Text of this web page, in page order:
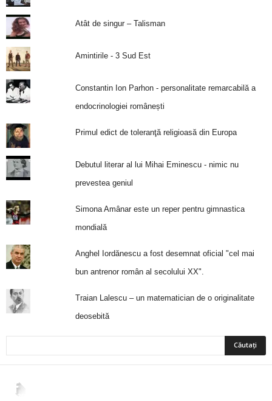
Atât de singur – Talisman
Amintirile - 3 Sud Est
Constantin Ion Parhon - personalitate remarcabilă a
endocrinologiei românești
Primul edict de toleranţă religioasă din Europa
Debutul literar al lui Mihai Eminescu - nimic nu
prevestea geniul
Simona Amânar este un reper pentru gimnastica
mondială
Anghel Iordănescu a fost desemnat oficial "cel mai
bun antrenor român al secolului XX".
Traian Lalescu – un matematician de o originalitate
deosebită
2,265